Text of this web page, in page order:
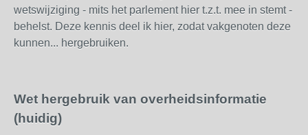
wetswijziging - mits het parlement hier t.z.t. mee in stemt -
behelst. Deze kennis deel ik hier, zodat vakgenoten deze
kunnen... hergebruiken.
Wet hergebruik van overheidsinformatie
(huidig)